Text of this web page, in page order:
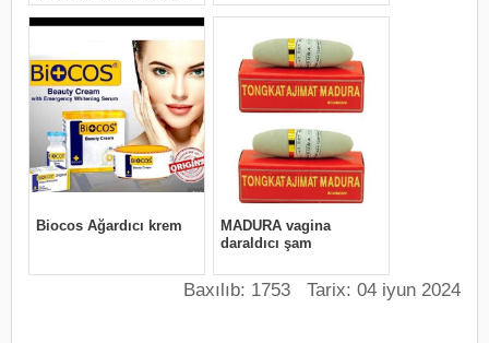
Baxılıb: 1753 Tarix: 04 iyun 2024